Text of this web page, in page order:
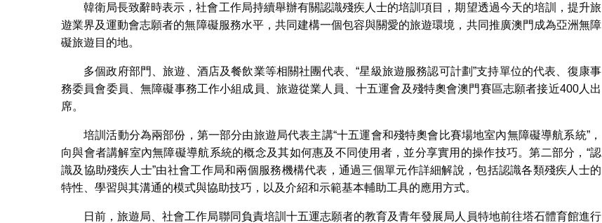
韓衛局長致辭時表示，社會工作局持續舉辦有關認識殘疾人士的培訓項目，期望透過今天的培訓，提升旅
遊業界及運動會志願者的無障礙服務水平，共同建構一個包容與關愛的旅遊環境，共同推廣澳門成為亞洲無障
礙旅遊目的地。
多個政府部門、旅遊、酒店及餐飲業等相關社團代表、“星級旅遊服務認可計劃”支持單位的代表、復康事
務委員會委員、無障礙事務工作小組成員、旅遊從業人員、十五運會及殘特奧會澳門賽區志願者接近400人出
席。
培訓活動分為兩部份，第一部分由旅遊局代表主講“十五運會和殘特奧會比賽場地室內無障礙導航系統”，
向與會者講解室內無障礙導航系統的概念及其如何惠及不同使用者，並分享實用的操作技巧。第二部分，“認
識及協助殘疾人士”由社會工作局和兩個服務機構代表，通過三個單元作詳細解說，包括認識各類殘疾人士的
特性、學習與其溝通的模式與協助技巧，以及介紹和示範基本輔助工具的應用方式。
日前，旅遊局、社會工作局聯同負責培訓十五運志願者的教育及青年發展局人員特地前往塔石體育館進行